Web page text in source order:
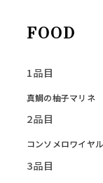
FOOD
1品目
真鯛の柚子マリネ
2品目
コンソメロワイヤ
3品目